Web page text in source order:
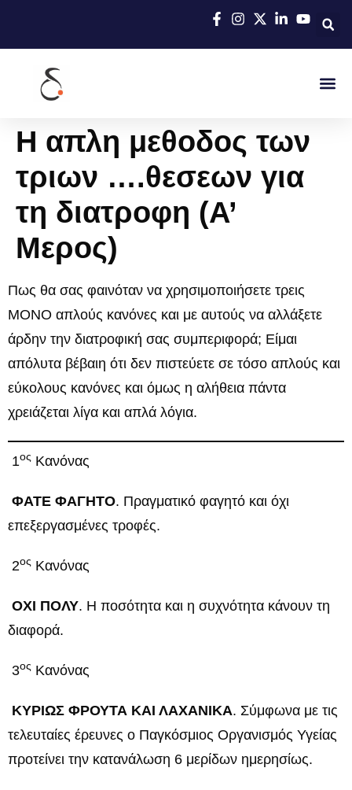
Η απλη μεθοδος των
τριων ….θεσεων για
τη διατροφη (Α’
Μερος)
Πως θα σας φαινόταν να χρησιμοποιήσετε τρεις
ΜΟΝΟ απλούς κανόνες και με αυτούς να αλλάξετε
άρδην την διατροφική σας συμπεριφορά; Είμαι
απόλυτα βέβαιη ότι δεν πιστεύετε σε τόσο απλούς και
εύκολους κανόνες και όμως η αλήθεια πάντα
χρειάζεται λίγα και απλά λόγια.
1ος Κανόνας
ΦΑΤΕ ΦΑΓΗΤΟ. Πραγματικό φαγητό και όχι
επεξεργασμένες τροφές.
2ος Κανόνας
ΟΧΙ ΠΟΛΥ. Η ποσότητα και η συχνότητα κάνουν τη
διαφορά.
3ος Κανόνας
ΚΥΡΙΩΣ ΦΡΟΥΤΑ ΚΑΙ ΛΑΧΑΝΙΚΑ. Σύμφωνα με τις
τελευταίες έρευνες ο Παγκόσμιος Οργανισμός Υγείας
προτείνει την κατανάλωση 6 μερίδων ημερησίως.